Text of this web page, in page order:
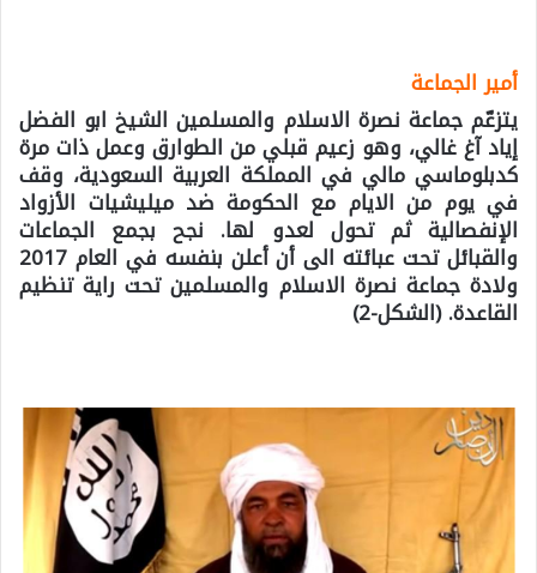
أمير الجماعة
يتزعّم جماعة نصرة الاسلام والمسلمين الشيخ ابو الفضل
إياد آغ غالي، وهو زعيم قبلي من الطوارق وعمل ذات مرة
كدبلوماسي مالي في المملكة العربية السعودية، وقف
في يوم من الايام مع الحكومة ضد ميليشيات الأزواد
الإنفصالية ثم تحول لعدو لها. نجح بجمع الجماعات
والقبائل تحت عبائته الى أن أعلن بنفسه في العام 2017
ولادة جماعة نصرة الاسلام والمسلمين تحت راية تنظيم
القاعدة. (الشكل-2)